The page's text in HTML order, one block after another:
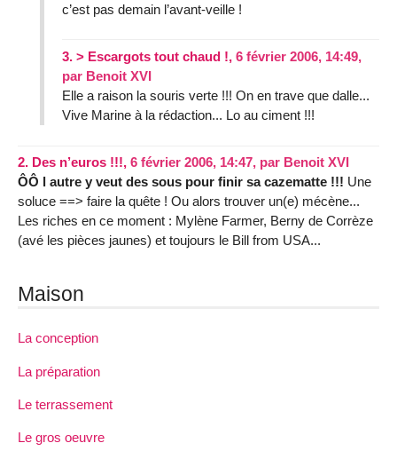
c’est pas demain l’avant-veille !
3. > Escargots tout chaud !, 6 février 2006, 14:49,
par Benoit XVI
Elle a raison la souris verte !!! On en trave que dalle...
Vive Marine à la rédaction... Lo au ciment !!!
2. Des n’euros !!!, 6 février 2006, 14:47, par Benoit XVI
ÔÔ l autre y veut des sous pour finir sa cazematte !!! Une
soluce ==> faire la quête ! Ou alors trouver un(e) mécène...
Les riches en ce moment : Mylène Farmer, Berny de Corrèze
(avé les pièces jaunes) et toujours le Bill from USA...
Maison
La conception
La préparation
Le terrassement
Le gros oeuvre